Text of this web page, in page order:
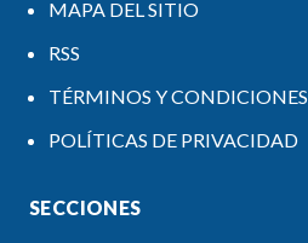
MAPA DEL SITIO
RSS
TÉRMINOS Y CONDICIONES
POLÍTICAS DE PRIVACIDAD
SECCIONES